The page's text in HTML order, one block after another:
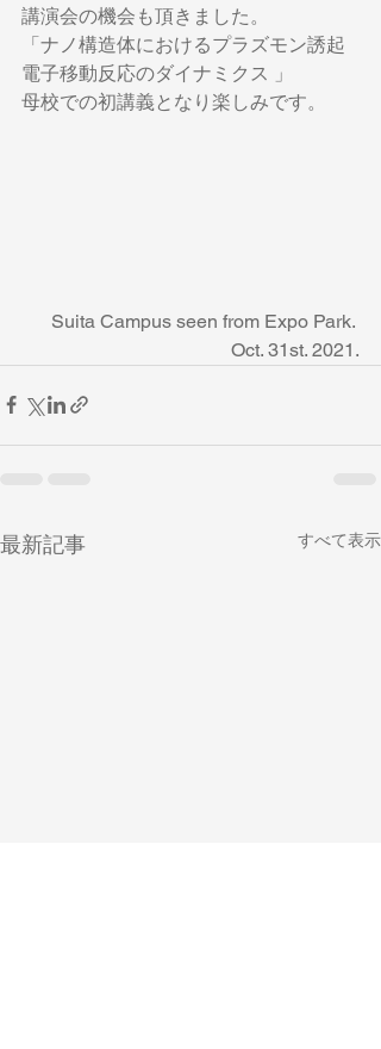
講演会の機会も頂きました。
「ナノ構造体におけるプラズモン誘起
電子移動反応のダイナミクス 」
母校での初講義となり楽しみです。
Suita Campus seen from Expo Park.
Oct. 31st. 2021.
最新記事 すべて表示